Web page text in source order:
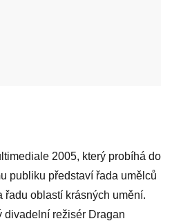
2005, který probíhá do
publiku představí řada umělců
řadu oblastí krásných umění.
divadelní režisér Dragan